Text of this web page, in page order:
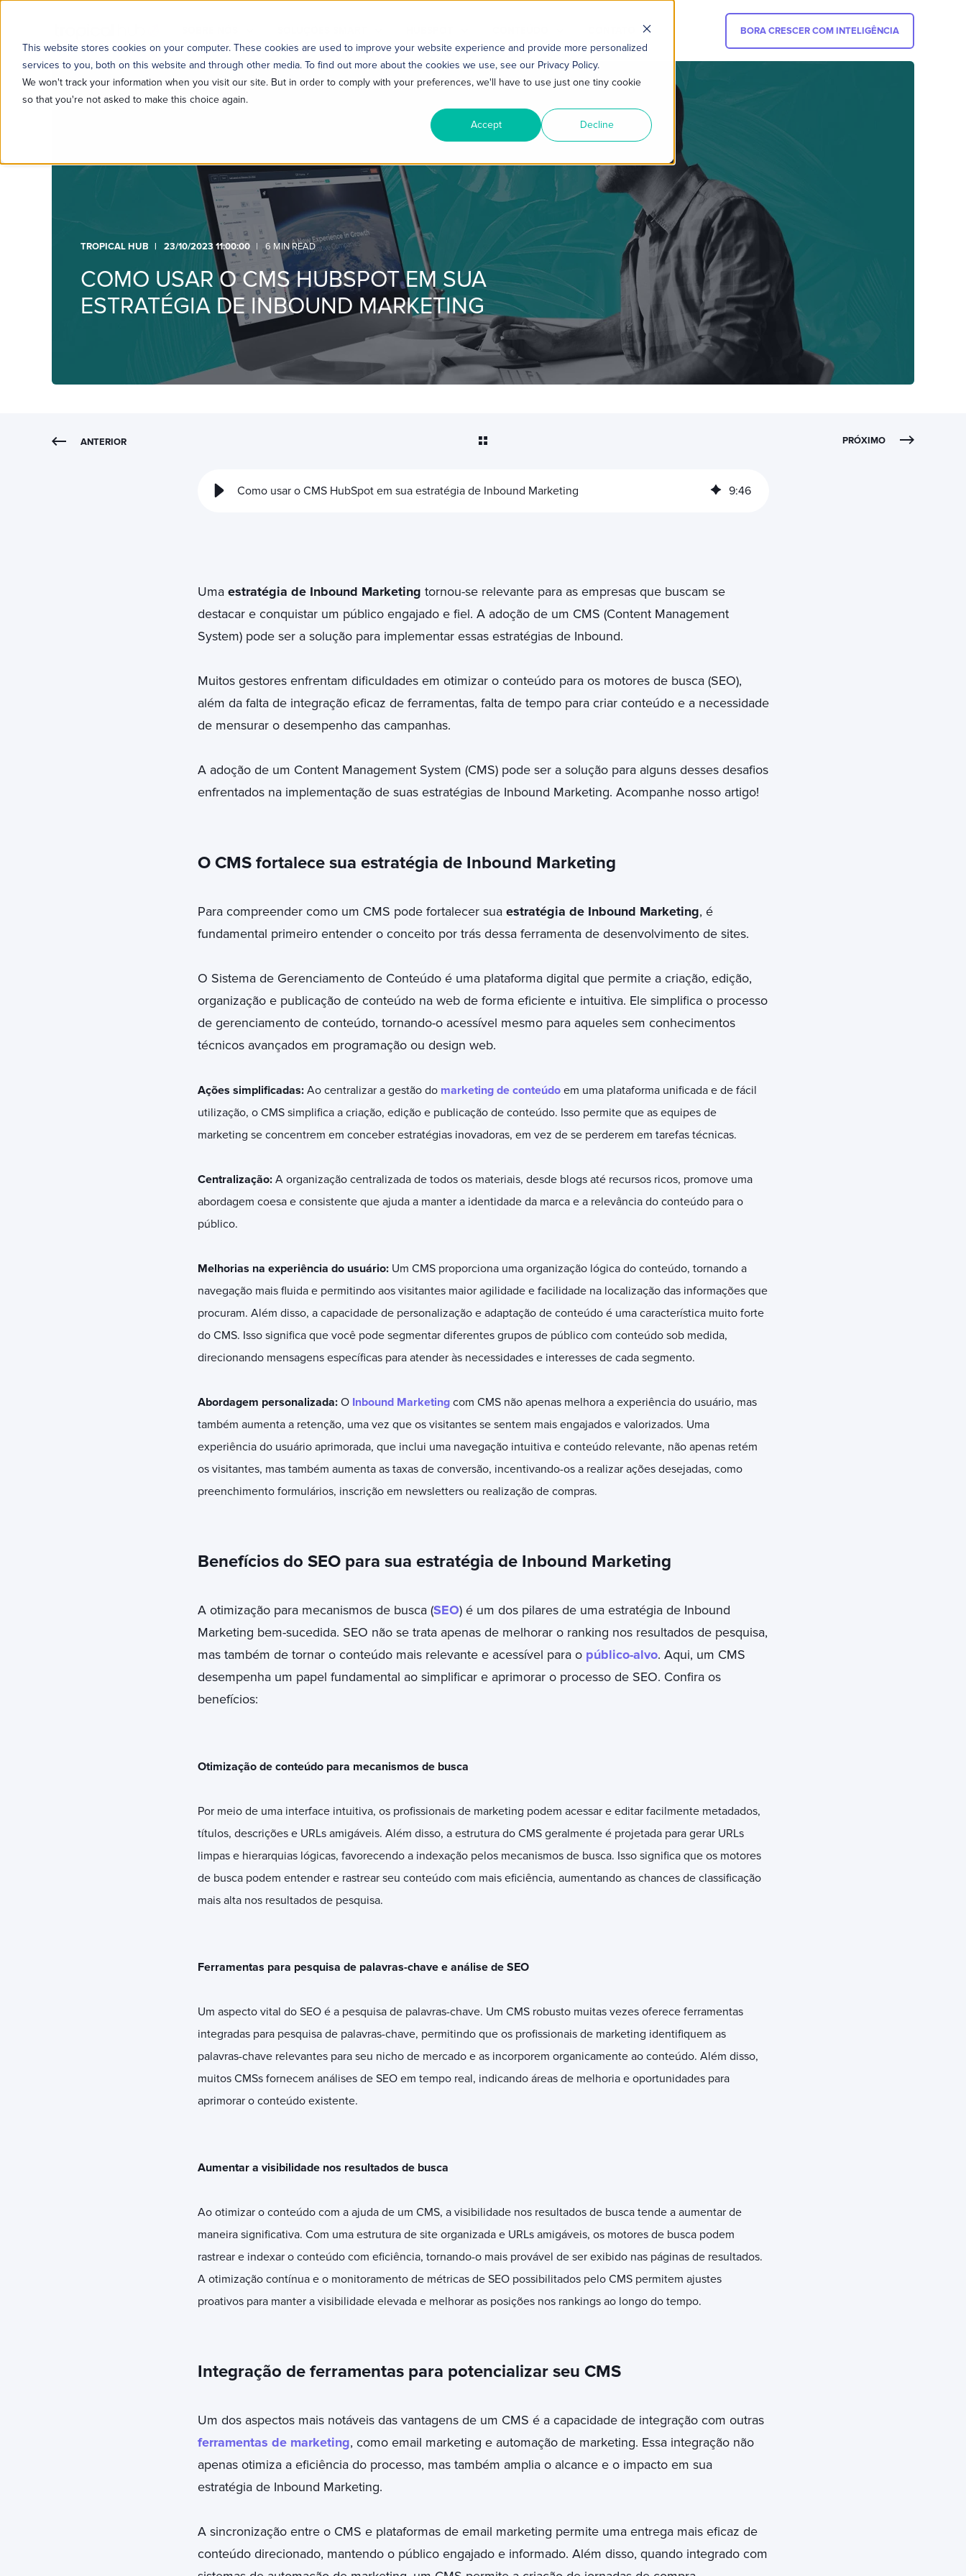
This website stores cookies on your computer. These cookies are used to improve your website experience and provide more personalized
services to you, both on this website and through other media. To find out more about the cookies we use, see our Privacy Policy.
We won't track your information when you visit our site. But in order to comply with your preferences, we'll have to use just one tiny cookie
so that you're not asked to make this choice again.
Accept Decline
BORA CRESCER COM INTELIGÊNCIA
TROPICAL HUB 23/10/2023 11:00:00 6 MIN READ
COMO USAR O CMS HUBSPOT EM SUA
ESTRATÉGIA DE INBOUND MARKETING
ANTERIOR PRÓXIMO
Como usar o CMS HubSpot em sua estratégia de Inbound Marketing 9:46
Uma estratégia de Inbound Marketing tornou-se relevante para as empresas que buscam se
destacar e conquistar um público engajado e fiel. A adoção de um CMS (Content Management
System) pode ser a solução para implementar essas estratégias de Inbound.
Muitos gestores enfrentam dificuldades em otimizar o conteúdo para os motores de busca (SEO),
além da falta de integração eficaz de ferramentas, falta de tempo para criar conteúdo e a necessidade
de mensurar o desempenho das campanhas.
A adoção de um Content Management System (CMS) pode ser a solução para alguns desses desafios
enfrentados na implementação de suas estratégias de Inbound Marketing. Acompanhe nosso artigo!
O CMS fortalece sua estratégia de Inbound Marketing
Para compreender como um CMS pode fortalecer sua estratégia de Inbound Marketing, é
fundamental primeiro entender o conceito por trás dessa ferramenta de desenvolvimento de sites.
O Sistema de Gerenciamento de Conteúdo é uma plataforma digital que permite a criação, edição,
organização e publicação de conteúdo na web de forma eficiente e intuitiva. Ele simplifica o processo
de gerenciamento de conteúdo, tornando-o acessível mesmo para aqueles sem conhecimentos
técnicos avançados em programação ou design web.
Ações simplificadas:Ao centralizar a gestão do marketing de conteúdoem uma plataforma unificada e de fácil
utilização, o CMS simplifica a criação, edição e publicação de conteúdo. Isso permite que as equipes de
marketing se concentrem em conceber estratégias inovadoras, em vez de se perderem em tarefas técnicas.
Centralização:A organização centralizada de todos os materiais, desde blogs até recursos ricos, promove uma
abordagem coesa e consistente que ajuda a manter a identidade da marca e a relevância do conteúdo para o
público.
Melhorias na experiência do usuário: Um CMS proporciona uma organização lógica do conteúdo, tornando a
navegação mais fluida e permitindo aos visitantes maior agilidade e facilidade na localização das informações que
procuram. Além disso, a capacidade de personalização e adaptação de conteúdo é uma característica muito forte
do CMS. Isso significa que você pode segmentar diferentes grupos de público com conteúdo sob medida,
direcionando mensagens específicas para atender às necessidades e interesses de cada segmento.
Abordagem personalizada: O Inbound Marketingcom CMS não apenas melhora a experiência do usuário, mas
também aumenta a retenção, uma vez que os visitantes se sentem mais engajados e valorizados. Uma
experiência do usuário aprimorada, que inclui uma navegação intuitiva e conteúdo relevante, não apenas retém
os visitantes, mas também aumenta as taxas de conversão, incentivando-os a realizar ações desejadas, como
preenchimento formulários, inscrição em newsletters ou realização de compras.
Benefícios do SEO para sua estratégia de Inbound Marketing
A otimização para mecanismos de busca (SEO) é um dos pilares de uma estratégia de Inbound
Marketing bem-sucedida. SEO não se trata apenas de melhorar o ranking nos resultados de pesquisa,
mas também de tornar o conteúdo mais relevante e acessível para o público-alvo. Aqui, um CMS
desempenha um papel fundamental ao simplificar e aprimorar o processo de SEO. Confira os
benefícios:
Otimização de conteúdo para mecanismos de busca
Por meio de uma interface intuitiva, os profissionais de marketing podem acessar e editar facilmente metadados,
títulos, descrições e URLs amigáveis. Além disso, a estrutura do CMS geralmente é projetada para gerar URLs
limpas e hierarquias lógicas, favorecendo a indexação pelos mecanismos de busca. Isso significa que os motores
de busca podem entender e rastrear seu conteúdo com mais eficiência, aumentando as chances de classificação
mais alta nos resultados de pesquisa.
Ferramentas para pesquisa de palavras-chave e análise de SEO
Um aspecto vital do SEO é a pesquisa de palavras-chave. Um CMS robusto muitas vezes oferece ferramentas
integradas para pesquisa de palavras-chave, permitindo que os profissionais de marketing identifiquem as
palavras-chave relevantes para seu nicho de mercado e as incorporem organicamente ao conteúdo. Além disso,
muitos CMSs fornecem análises de SEO em tempo real, indicando áreas de melhoria e oportunidades para
aprimorar o conteúdo existente.
Aumentar a visibilidade nos resultados de busca
Ao otimizar o conteúdo com a ajuda de um CMS, a visibilidade nos resultados de busca tende a aumentar de
maneira significativa. Com uma estrutura de site organizada e URLs amigáveis, os motores de busca podem
rastrear e indexar o conteúdo com eficiência, tornando-o mais provável de ser exibido nas páginas de resultados.
A otimização contínua e o monitoramento de métricas de SEO possibilitados pelo CMS permitem ajustes
proativos para manter a visibilidade elevada e melhorar as posições nos rankings ao longo do tempo.
Integração de ferramentas para potencializar seu CMS
Um dos aspectos mais notáveis das vantagens de um CMS é a capacidade de integração com outras
ferramentas de marketing, como email marketing e automação de marketing. Essa integração não
apenas otimiza a eficiência do processo, mas também amplia o alcance e o impacto em sua
estratégia de Inbound Marketing.
A sincronização entre o CMS e plataformas de email marketing permite uma entrega mais eficaz de
conteúdo direcionado, mantendo o público engajado e informado. Além disso, quando integrado com